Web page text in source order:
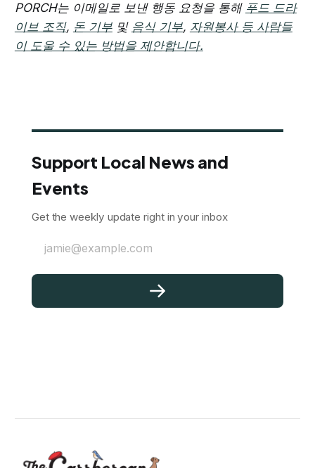
PORCH는 이메일로 보낸 행동 요청을 통해 푸드 드라
이브 조직, 돈 기부및 음식 기부, 자원봉사 등 사람들
이 도울 수 있는 방법을 제안합니다.
Support Local News and
Events
Get the weekly update right in your inbox
jamie@example.com